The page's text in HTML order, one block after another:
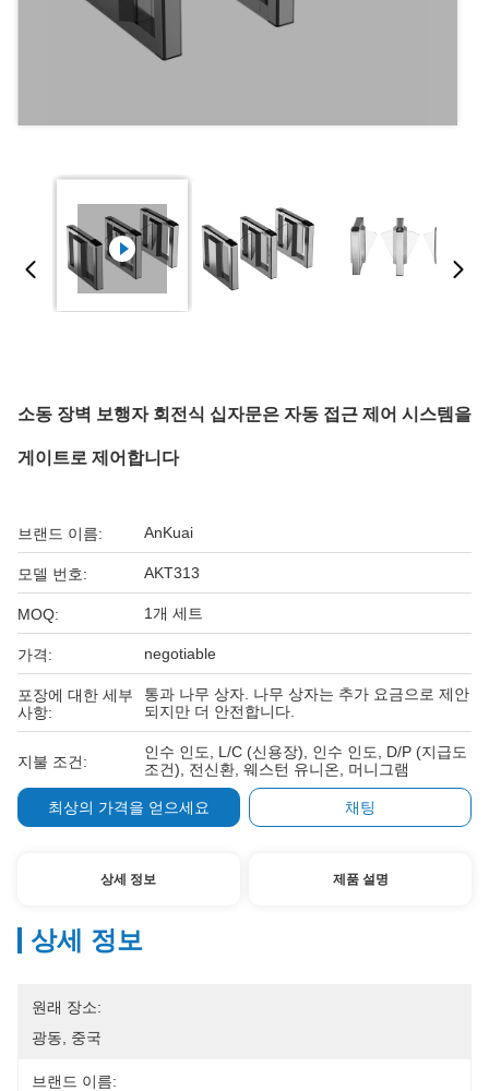
소동 장벽 보행자 회전식 십자문은 자동 접근 제어 시스템을
게이트로 제어합니다
브랜드 이름: AnKuai
모델 번호: AKT313
MOQ: 1개 세트
가격: negotiable
포장에 대한 세부
사항:
통과 나무 상자. 나무 상자는 추가 요금으로 제안
되지만 더 안전합니다.
지불 조건:
인수 인도, L/C (신용장), 인수 인도, D/P (지급도
조건), 전신환, 웨스턴 유니온, 머니그램
최상의 가격을 얻으세요 채팅
상세 정보 제품 설명
상세 정보
원래 장소:
광동, 중국
브랜드 이름: